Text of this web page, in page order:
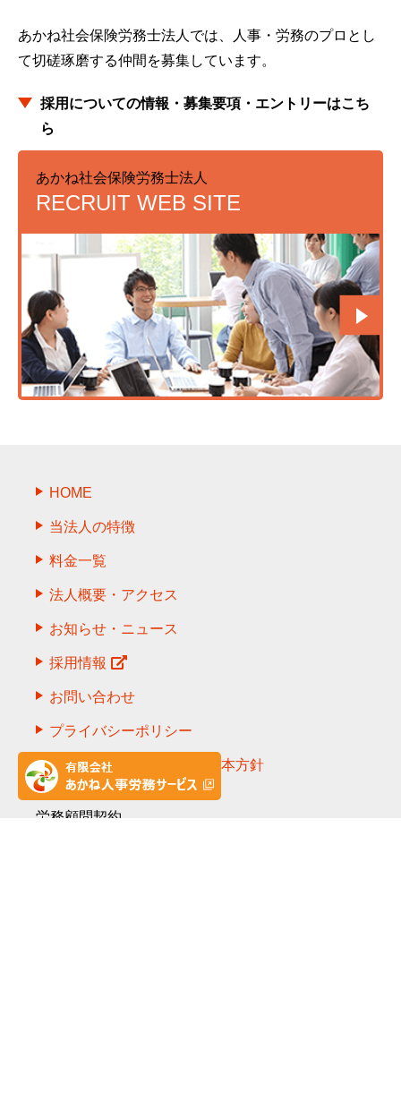
あかね社会保険労務士法人では、人事・労務のプロとし
て切磋琢磨する仲間を募集しています。
採用についての情報・募集要項・エントリーはこち
ら
あかね社会保険労務士法人
RECRUIT WEB SITE
HOME
当法人の特徴
料金一覧
法人概要・アクセス
お知らせ・ニュース
採用情報
お問い合わせ
プライバシーポリシー
カスタマーハラスメント基本方針
労務顧問契約